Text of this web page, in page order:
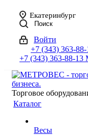
Екатеринбург
Поиск
Войти
+7 (343) 363-88-
+7 (343) 363-88-13
Торговое
Каталог
Весы